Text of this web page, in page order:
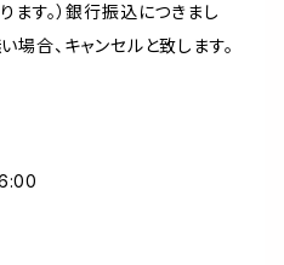
ます。）銀行振込につきまし
合、キャンセルと致します。